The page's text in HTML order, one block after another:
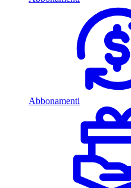
Abbonamenti